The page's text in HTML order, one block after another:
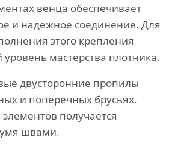
венца обеспечивает
и надежное соединение. Для
этого крепления
уровень мастерства плотника.
двусторонние пропилы
и поперечных брусьях.
получается
швами.